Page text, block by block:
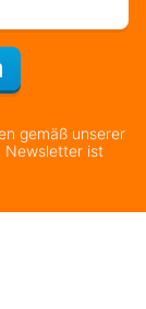
Für den
gemäß unserer
Newsletter ist